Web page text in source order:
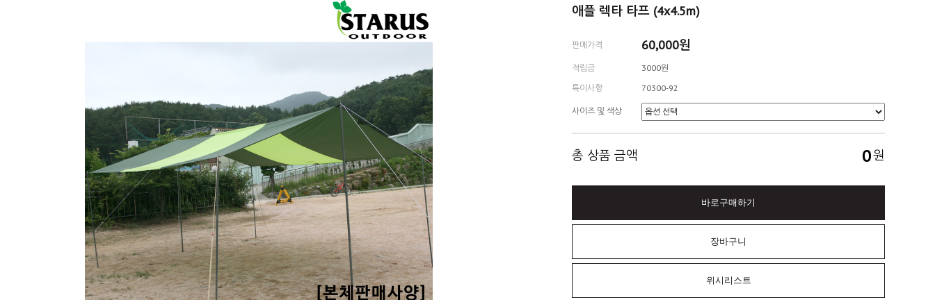
애플 렉타 타프 (4x4.5m)
판매가격 60,000원
적립금
3000원
특이사항
70300-92
사이즈 및 색상
총 상품 금액 0원
바로구매하기
장바구니
위시리스트